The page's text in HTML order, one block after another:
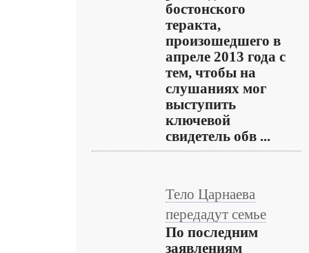
бостонского
теракта,
произошедшего в
апреле 2013 года с
тем, чтобы на
слушаниях мог
выступить
ключевой
свидетель обв ...
Тело Царнаева
передадут семье
По последним
заявлениям